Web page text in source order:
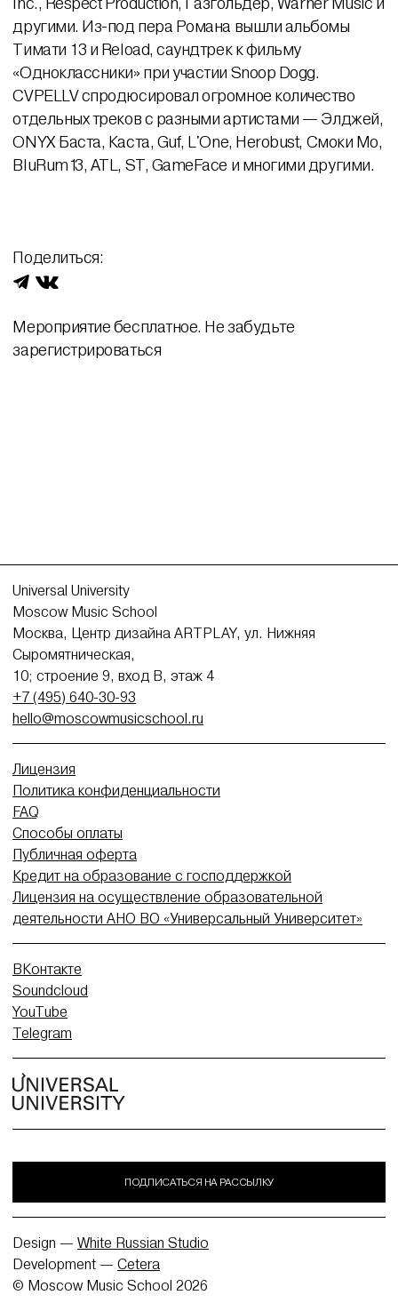
другими. Из-под пера Романа вышли альбомы
Тимати 13 и Reload, саундтрек к фильму
«Одноклассники» при участии Snoop Dogg.
CVPELLV спродюсировал огромное количество
отдельных треков с разными артистами — Элджей,
ONYX Баста, Каста, Guf, L'One, Herobust, Смоки Мо,
BluRum13, ATL, ST, GameFace и многими другими.
Поделиться:
Мероприятие бесплатное. Не забудьте
зарегистрироваться
Universal University
Moscow Music School
Москва, Центр дизайна ARTPLAY, ул. Нижняя
Сыромятническая,
10; строение 9, вход В, этаж 4
+7 (495) 640-30-93
hello@moscowmusicschool.ru
Лицензия
Политика конфиденциальности
FAQ
Способы оплаты
Публичная оферта
Кредит на образование с господдержкой
Лицензия на осуществление образовательной
деятельности АНО ВО «Универсальный Университет»
ВКонтакте
Soundcloud
YouTube
Telegram
ПОДПИСАТЬСЯ НА РАССЫЛКУ
Design — White Russian Studio
Development — Cetera
© Moscow Music School 2026